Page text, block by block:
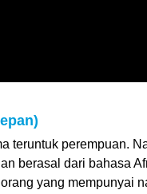
teruntuk perempuan.
berasal dari bahasa
yang mempunyai